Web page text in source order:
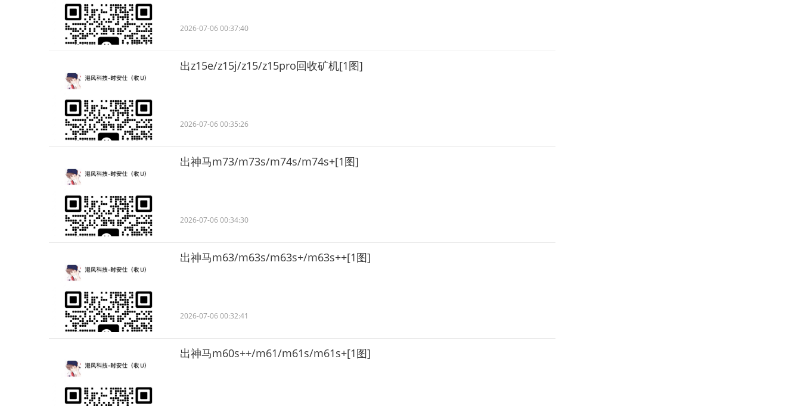
2026-07-06 00:37:40
出z15e/z15j/z15/z15pro回收矿机[1图]
2026-07-06 00:35:26
出神马m73/m73s/m74s/m74s+[1图]
2026-07-06 00:34:30
出神马m63/m63s/m63s+/m63s++[1图]
2026-07-06 00:32:41
出神马m60s++/m61/m61s/m61s+[1图]